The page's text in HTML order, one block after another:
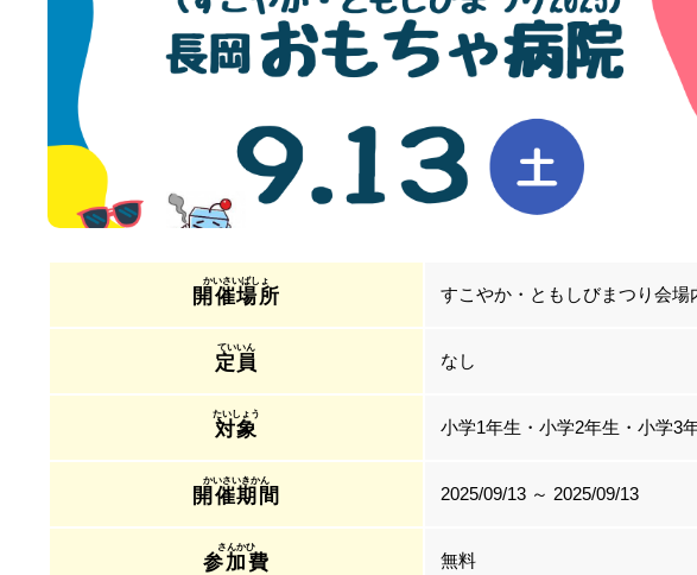
開催場所 すこやか・ともしびまつり会
定員 なし
対象 小学1年生・小学2年生・小学3
開催期間 2025/09/13 ～ 2025/09/13
参加費 無料